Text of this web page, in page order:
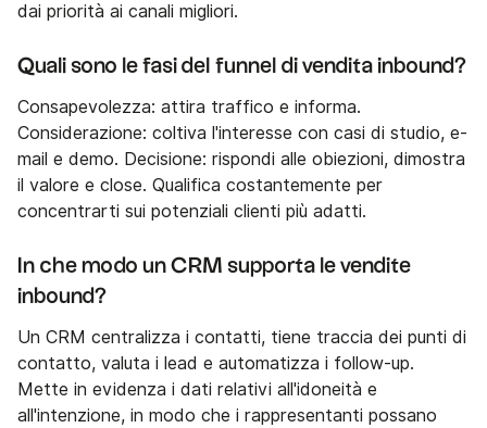
dai priorità ai canali migliori.
Quali sono le fasi del funnel di vendita inbound?
Consapevolezza: attira traffico e informa.
Considerazione: coltiva l'interesse con casi di studio, e-
mail e demo. Decisione: rispondi alle obiezioni, dimostra
il valore e close. Qualifica costantemente per
concentrarti sui potenziali clienti più adatti.
In che modo un CRM supporta le vendite
inbound?
Un CRM centralizza i contatti, tiene traccia dei punti di
contatto, valuta i lead e automatizza i follow-up.
Mette in evidenza i dati relativi all'idoneità e
all'intenzione, in modo che i rappresentanti possano